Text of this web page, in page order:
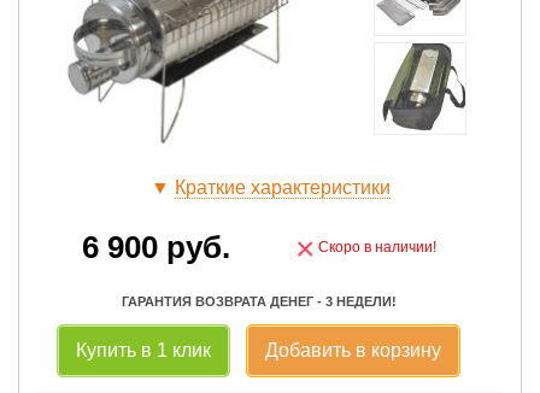
▼ Краткие характеристики
6 900 руб. × Скоро в наличии!
ГАРАНТИЯ ВОЗВРАТА ДЕНЕГ - 3 НЕДЕЛИ!
Купить в 1 клик Добавить в корзину